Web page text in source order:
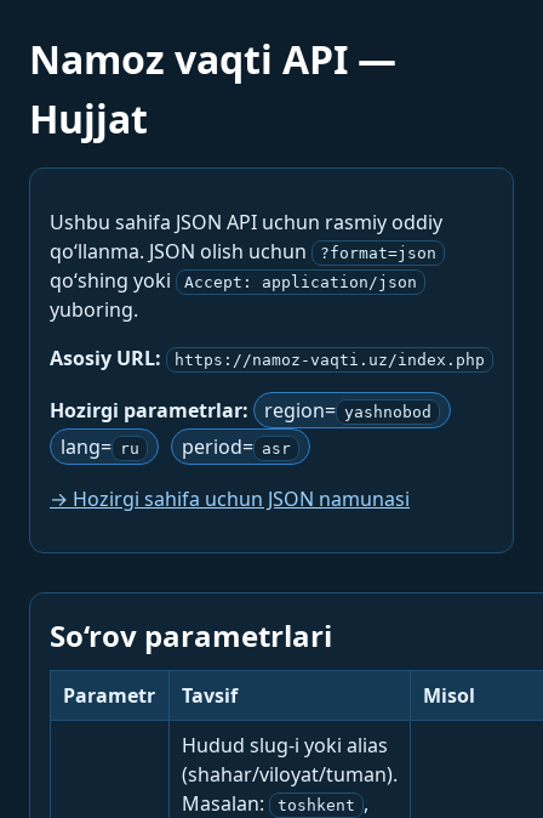
Namoz vaqti API —
Hujjat
Ushbu sahifa JSON API uchun rasmiy oddiy
qo‘llanma. JSON olish uchun
?format=json
qo‘shing yoki Accept: application/json
yuboring.
Asosiy URL:
https://namoz-vaqti.uz/index.php
Hozirgi parametrlar: region= yashnobod
lang= ru period= asr
→ Hozirgi sahifa uchun JSON namunasi
So‘rov parametrlari
Parametr Tavsif Misol
Hudud slug-i yoki alias
(shahar/viloyat/tuman).
Masalan:
toshkent ,